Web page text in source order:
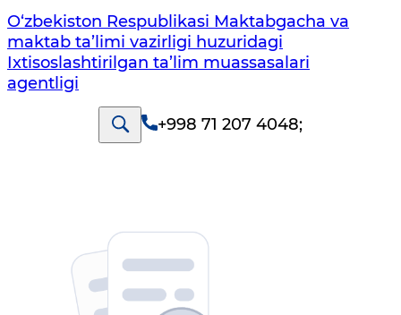
O‘zbekiston Respublikasi Maktabgacha va
maktab ta’limi vazirligi huzuridagi
Ixtisoslashtirilgan ta’lim muassasalari
agentligi
+998 71 207 4048;